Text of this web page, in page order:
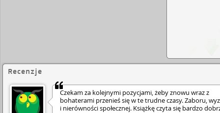
Recenzje
Czekam za kolejnymi pozycjami, żeby znowu wraz z
bohaterami przenieś się w te trudne czasy. Zaboru,
i nierówności społecznej. Książkę czyta się bardzo